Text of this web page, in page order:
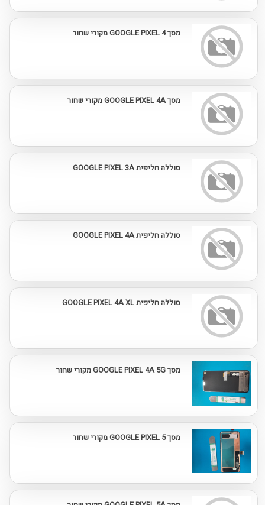
מסך GOOGLE PIXEL 4 מקורי שחור
מסך GOOGLE PIXEL 4A מקורי שחור
סוללה חליפית GOOGLE PIXEL 3A
סוללה חליפית GOOGLE PIXEL 4A
סוללה חליפית GOOGLE PIXEL 4A XL
מסך GOOGLE PIXEL 4A 5G מקורי שחור
מסך GOOGLE PIXEL 5 מקורי שחור